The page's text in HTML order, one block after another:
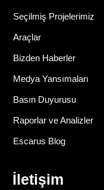
Seçilmiş Projelerimiz
Araçlar
Bizden Haberler
Medya Yansımaları
Basın Duyurusu
Raporlar ve Analizler
Escarus Blog
İletişim